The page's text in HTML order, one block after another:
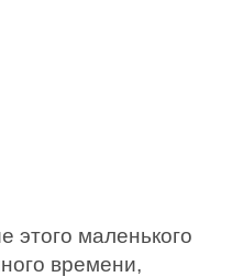
этого маленького
времени,